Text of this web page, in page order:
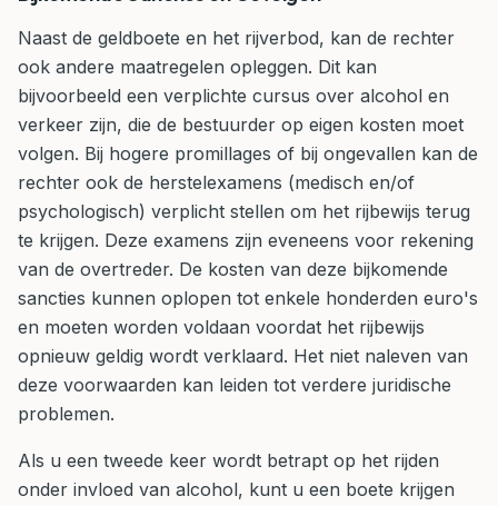
Naast de geldboete en het rijverbod, kan de rechter
ook andere maatregelen opleggen. Dit kan
bijvoorbeeld een verplichte cursus over alcohol en
verkeer zijn, die de bestuurder op eigen kosten moet
volgen. Bij hogere promillages of bij ongevallen kan de
rechter ook de herstelexamens (medisch en/of
psychologisch) verplicht stellen om het rijbewijs terug
te krijgen. Deze examens zijn eveneens voor rekening
van de overtreder. De kosten van deze bijkomende
sancties kunnen oplopen tot enkele honderden euro's
en moeten worden voldaan voordat het rijbewijs
opnieuw geldig wordt verklaard. Het niet naleven van
deze voorwaarden kan leiden tot verdere juridische
problemen.
Als u een tweede keer wordt betrapt op het rijden
onder invloed van alcohol, kunt u een boete krijgen